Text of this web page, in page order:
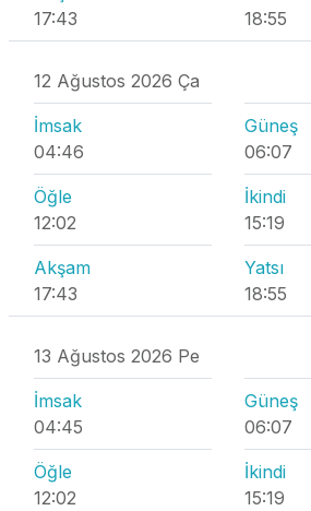
17:43
18:55
12 Ağustos 2026 Ça
İmsak
04:46
Güneş
06:07
Öğle
12:02
İkindi
15:19
Akşam
17:43
Yatsı
18:55
13 Ağustos 2026 Pe
İmsak
04:45
Güneş
06:07
Öğle
12:02
İkindi
15:19